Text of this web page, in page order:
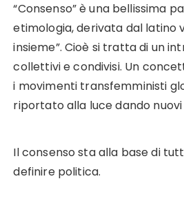
“Consenso” è una bellissima
etimologia, derivata dal latino
insieme”. Cioè si tratta di un
collettivi e condivisi. Un
i movimenti transfemministi
riportato alla luce dando nuovi
Il consenso sta alla base di
definire politica.